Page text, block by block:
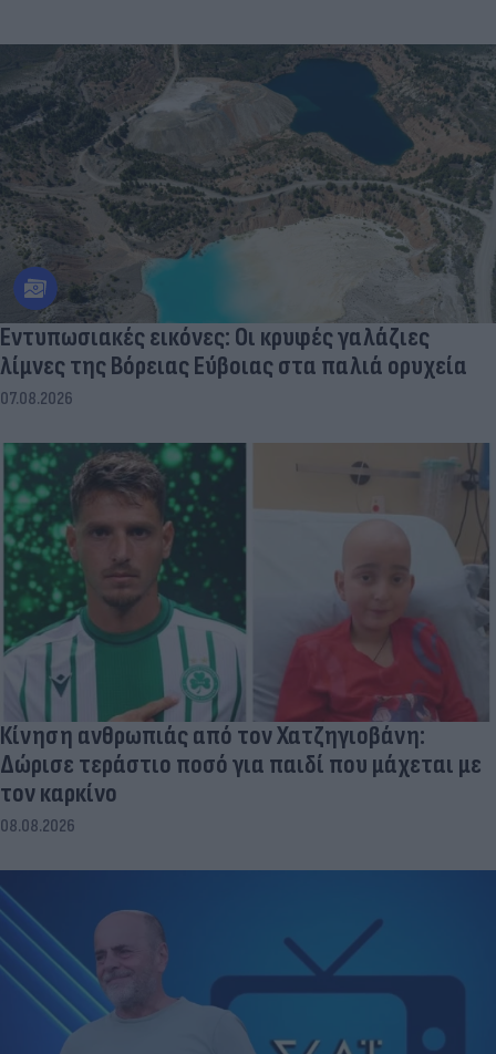
Εντυπωσιακές εικόνες: Οι κρυφές γαλάζιες
λίμνες της Βόρειας Εύβοιας στα παλιά ορυχεία
07.08.2026
Κίνηση ανθρωπιάς από τον Χατζηγιοβάνη:
Δώρισε τεράστιο ποσό για παιδί που μάχεται με
τον καρκίνο
08.08.2026